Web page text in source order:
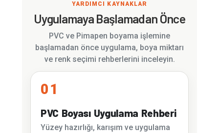
YARDIMCI KAYNAKLAR
Uygulamaya Başlamadan Önce
PVC ve Pimapen boyama işlemine
başlamadan önce uygulama, boya miktarı
ve renk seçimi rehberlerini inceleyin.
01
PVC Boyası Uygulama Rehberi
Yüzey hazırlığı, karışım ve uygulama